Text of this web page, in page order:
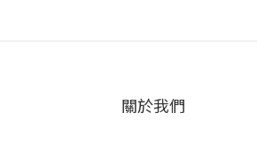
關於我們